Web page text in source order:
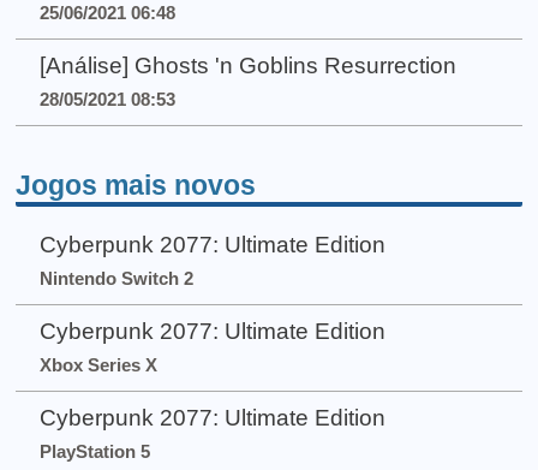
25/06/2021 06:48
[Análise] Ghosts 'n Goblins Resurrection
28/05/2021 08:53
Jogos mais novos
Cyberpunk 2077: Ultimate Edition
Nintendo Switch 2
Cyberpunk 2077: Ultimate Edition
Xbox Series X
Cyberpunk 2077: Ultimate Edition
PlayStation 5